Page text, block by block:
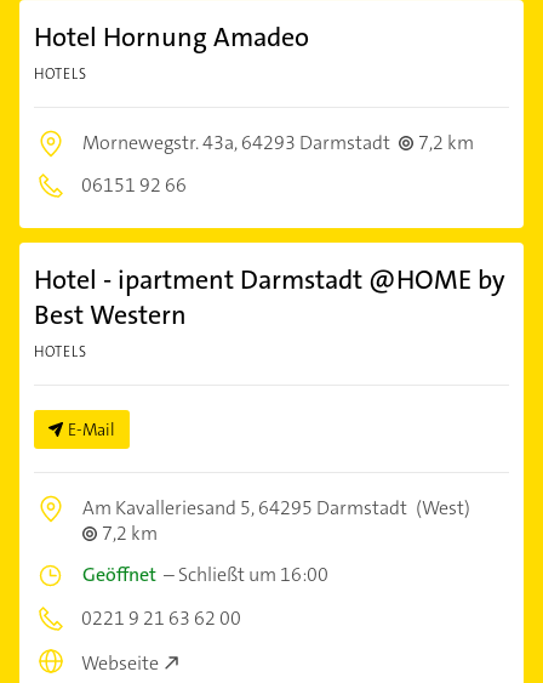
Hotel Hornung Amadeo
HOTELS
Mornewegstr. 43a,64293 Darmstadt
7,2 km
06151 92 66
Hotel - ipartment Darmstadt @HOME by
Best Western
HOTELS
E-Mail
Am Kavalleriesand 5,64295 Darmstadt (West)
7,2 km
Geöffnet –Schließt um 16:00
0221 9 21 63 62 00
Webseite